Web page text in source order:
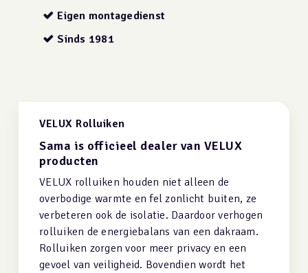
Eigen montagedienst
Sinds 1981
VELUX Rolluiken
Sama is officieel dealer van VELUX
producten
VELUX rolluiken houden niet alleen de
overbodige warmte en fel zonlicht buiten, ze
verbeteren ook de isolatie. Daardoor verhogen
rolluiken de energiebalans van een dakraam.
Rolluiken zorgen voor meer privacy en een
gevoel van veiligheid. Bovendien wordt het